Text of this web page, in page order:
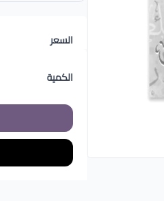
السعر
الكمية